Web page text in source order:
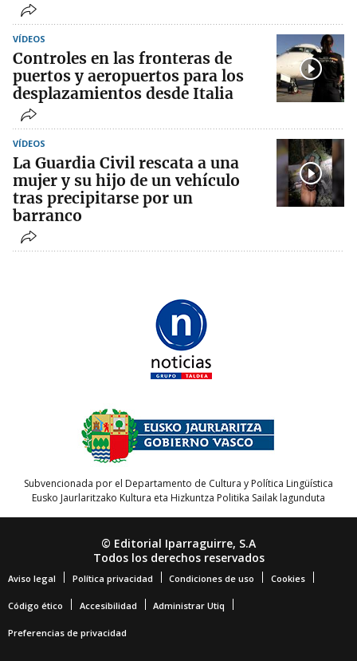
VÍDEOS
Controles en las fronteras de
puertos y aeropuertos para los
desplazamientos desde Italia
VÍDEOS
La Guardia Civil rescata a una
mujer y su hijo de un vehículo
tras precipitarse por un
barranco
Subvencionada por el Departamento de Cultura y Política Lingüística
Eusko Jaurlaritzako Kultura eta Hizkuntza Politika Sailak lagunduta
© Editorial Iparraguirre, S.A
Todos los derechos reservados
Aviso legal Política privacidad Condiciones de uso Cookies
Código ético Accesibilidad Administrar Utiq
Preferencias de privacidad